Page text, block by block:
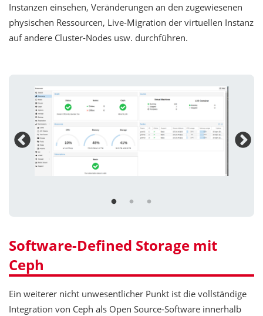
Instanzen einsehen, Veränderungen an den zugewiesenen
physischen Ressourcen, Live-Migration der virtuellen Instanz
auf andere Cluster-Nodes usw. durchführen.
Software-Defined Storage mit
Ceph
Ein weiterer nicht unwesentlicher Punkt ist die vollständige
Integration von Ceph als Open Source-Software innerhalb